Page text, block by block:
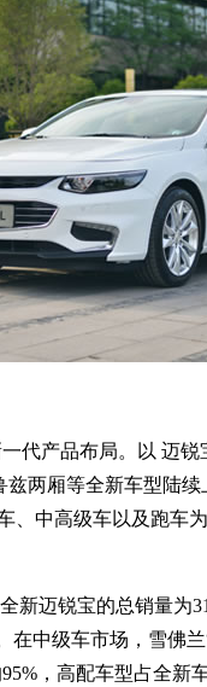
产品布局。以 迈锐
两厢等全新车型陆
、中高级车以及跑
迈锐宝的总销量为
在中级车市场，雪佛
，高配车型占全新